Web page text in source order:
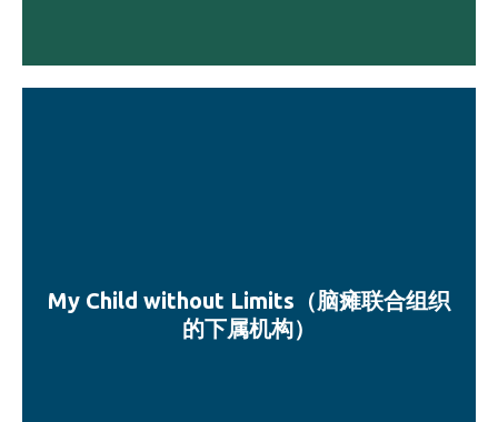
My Child without Limits（脑瘫联合组织
的下属机构）